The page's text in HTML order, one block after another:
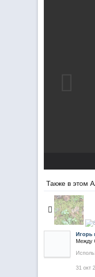
Также в этом
Игорь
Между
31 окт